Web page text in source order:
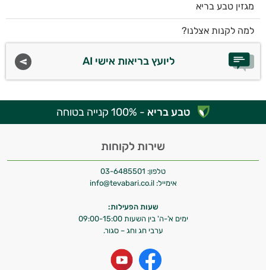
מגזין טבע בריא
למה לקנות אצלנו?
ליועץ בריאות אישי AI
טבע בריא - 100% קנייה בטוחה
שירות לקוחות
טלפון: 03-6485501
אימייל: info@tevabari.co.il
שעות הפעילות:
ימים א'-ה' בין השעות 09:00-15:00
ערבי חג וחג – סגור.